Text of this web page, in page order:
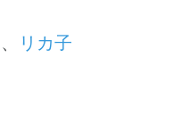
、 リカ子